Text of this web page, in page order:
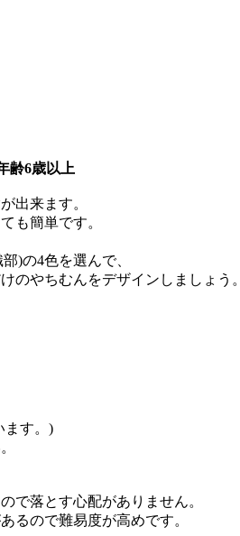
齢6歳以上
出来ます。
も簡単です。
)の4色を選んで、
のやちむんをデザインしましょう。
ます。)
で落とす心配がありません。
るので難易度が高めです。